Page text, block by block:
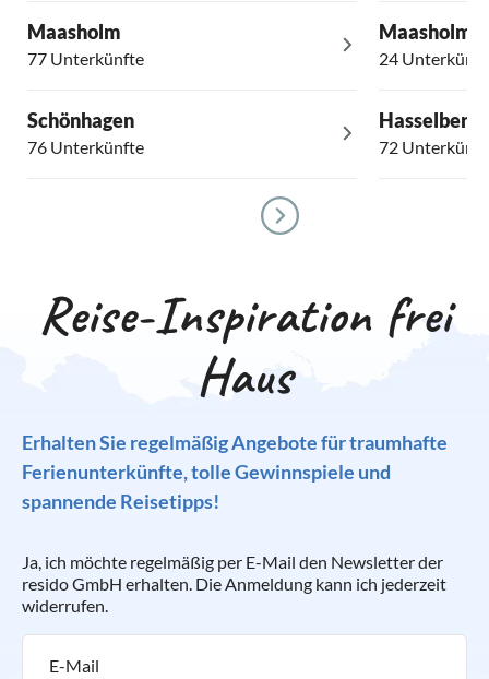
Maasholm
77 Unterkünfte
Schönhagen
76 Unterkünfte
Maasholm-
24
Hasselberg
72
Reise-Inspiration frei
Haus
Erhalten Sie regelmäßig Angebote für traumhafte
Ferienunterkünfte, tolle Gewinnspiele und
spannende Reisetipps!
Ja, ich möchte regelmäßig per E-Mail den Newsletter der
resido GmbH erhalten. Die Anmeldung kann ich jederzeit
widerrufen.